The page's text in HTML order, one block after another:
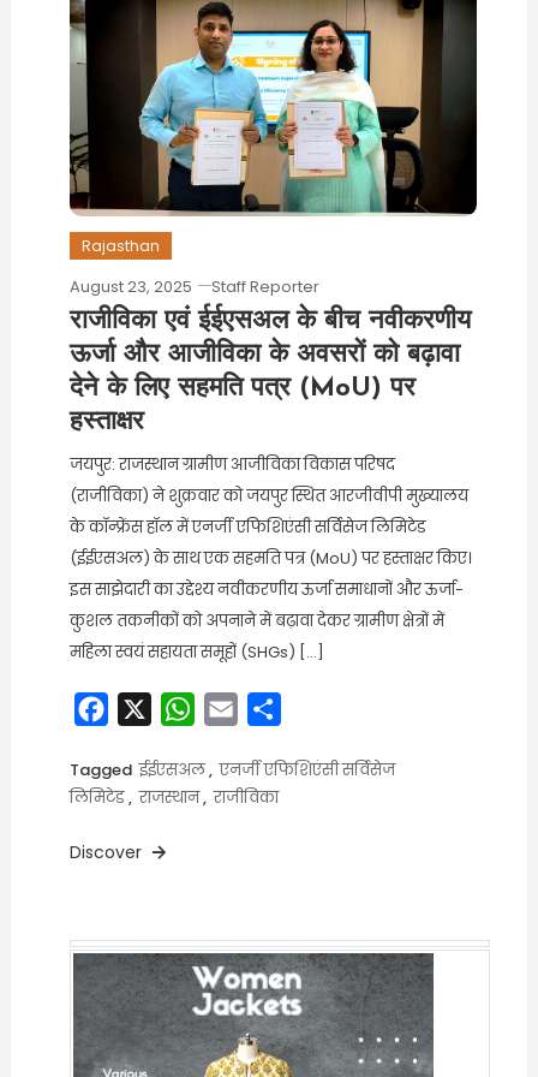
Rajasthan
August 23, 2025 Staff Reporter
राजीविका एवं ईईएसअल के बीच नवीकरणीय
ऊर्जा और आजीविका के अवसरों को बढ़ावा
देने के लिए सहमति पत्र (MoU) पर
हस्ताक्षर
जयपुर: राजस्थान ग्रामीण आजीविका विकास परिषद
(राजीविका) ने शुक्रवार को जयपुर स्थित आरजीवीपी मुख्यालय
के कॉन्फ्रेंस हॉल में एनर्जी एफिशिएंसी सर्विसेज लिमिटेड
(ईईएसअल) के साथ एक सहमति पत्र (MoU) पर हस्ताक्षर किए।
इस साझेदारी का उद्देश्य नवीकरणीय ऊर्जा समाधानों और ऊर्जा-
कुशल तकनीकों को अपनाने में बढ़ावा देकर ग्रामीण क्षेत्रों में
महिला स्वयं सहायता समूहों (SHGs) […]
Facebook WhatsApp
Email
Tagged ईईएसअल, एनर्जी एफिशिएंसी सर्विसेज
लिमिटेड, राजस्थान, राजीविका
Discover